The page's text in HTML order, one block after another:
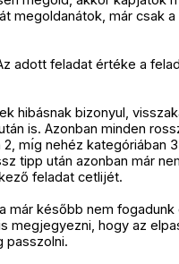
megoldanátok, már csak
adott feladat értéke a
hibásnak bizonyul,
is. Azonban minden
mı́g nehéz kategóriában
tipp után azonban már
feladat cetlijét.
már később nem
megjegyezni, hogy az
passzolni.